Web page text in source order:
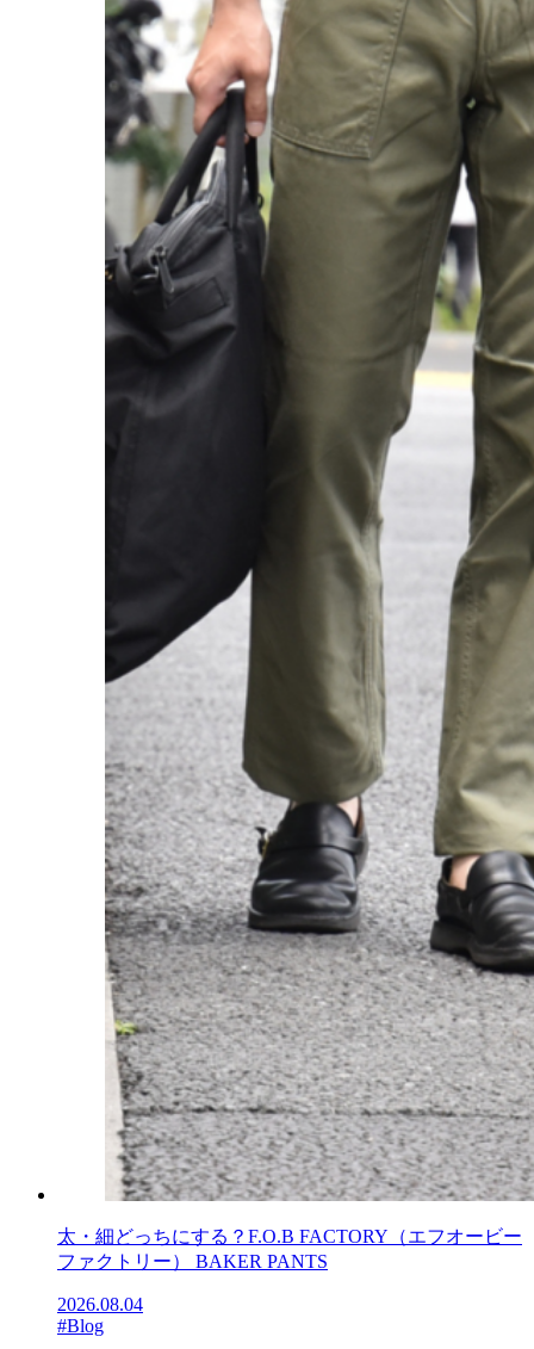
太・細どっちにする？F.O.B FACTORY（エフオービー
ファクトリー） BAKER PANTS
2026.08.04
#Blog